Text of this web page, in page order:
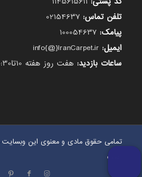
تلفن تماس:
پیامک:
ایمیل:
ساعات بازدید: هفت روز هفته 10تا20:30
تمامی حقوق مادی و معنوی این
است